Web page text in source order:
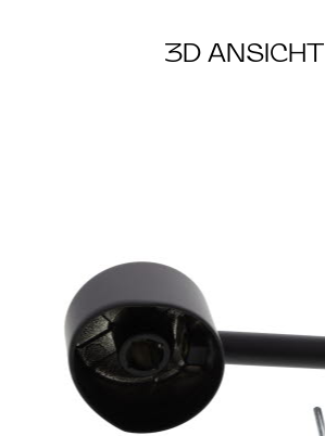
3D ANSICHT